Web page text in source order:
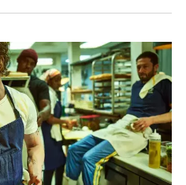
ODESLAT